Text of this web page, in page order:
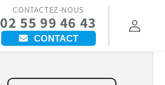
CONTACTEZ-NOUS
02 55 99 46 43
CONTACT
Connexion